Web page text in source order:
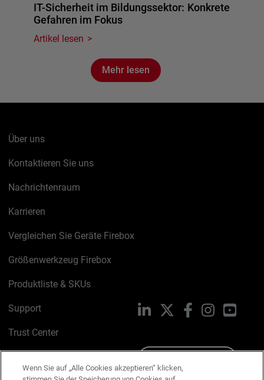
IT-Sicherheit im Bildungssektor: Konkrete
Gefahren im Fokus
Artikel lesen
Mehr lesen
Über uns
Kontaktieren Sie uns
Nachrichtenraum
Karrieren
Vergleichen Sie Geräte Firebox
Größenwerkzeug Firebox
Produktliste & SKUs
Support
Trust Center
LinkedIn FacebookInstagram
Wenn Sie auf „Alle Cookies akzeptieren“ klicken,